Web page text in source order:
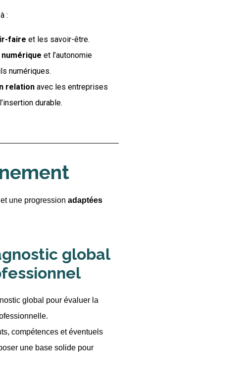
:
faire et les savoir-être.
et l’autonomie
numériques.
relationavec les entreprises
durable.
une progression adaptées
global
global pour évaluer la
compétences et éventuels
une base solide pour